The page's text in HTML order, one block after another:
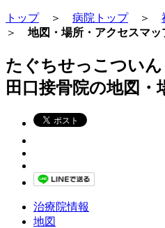
トップ＞ 病院トップ＞
＞ 地図・場所・アクセスマッ
たぐちせっこついん
田口接骨院の地図・
治療院情報
地図